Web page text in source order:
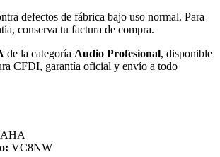
defectos de fábrica bajo uso normal. Para
conserva tu factura de compra.
de la categoría Audio Profesional, disponible
CFDI, garantía oficial y envío a todo
VC8NW